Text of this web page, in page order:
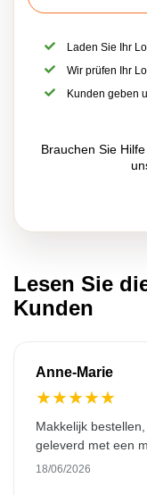
Laden Sie Ihr
Wir prüfen Ihr
Kunden geben
Brauchen Sie
Lesen Sie
Kunden
Anne-Marie
★★★★★
Makkelijk
geleverd met een
18/06/2026